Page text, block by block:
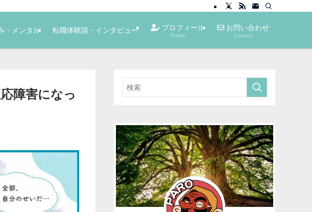
・メンタル 転職体験談・インタビュー プロフィール
Profile
お問い合わせ
Contact
障害になっ